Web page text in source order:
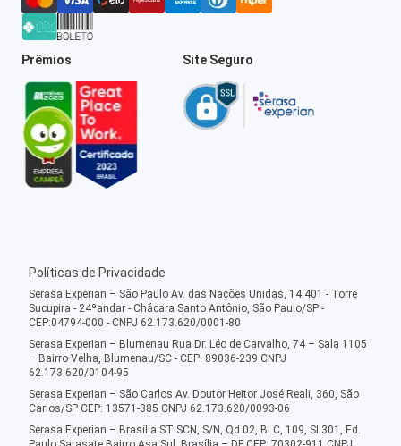
Prêmios Site Seguro
Políticas de Privacidade
Serasa Experian – São Paulo Av. das Nações Unidas, 14.401 - Torre
Sucupira - 24ºandar - Chácara Santo Antônio, São Paulo/SP -
CEP:04794-000 - CNPJ 62.173.620/0001-80
Serasa Experian – Blumenau Rua Dr. Léo de Carvalho, 74 – Sala 1105
– Bairro Velha, Blumenau/SC - CEP: 89036-239 CNPJ
62.173.620/0104-95
Serasa Experian – São Carlos Av. Doutor Heitor José Reali, 360, São
Carlos/SP CEP: 13571-385 CNPJ 62.173.620/0093-06
Serasa Experian – Brasília ST SCN, S/N, Qd 02, Bl C, 109, Sl 301, Ed.